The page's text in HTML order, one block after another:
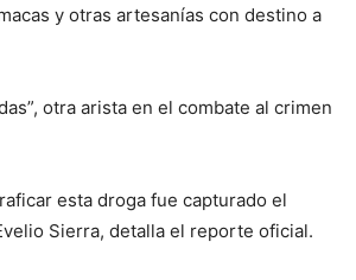
y otras artesanías con destino a
otra arista en el combate al crimen
esta droga fue capturado el
Sierra, detalla el reporte oficial.